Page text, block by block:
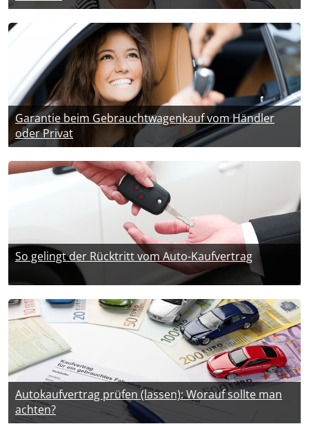
Garantie beim Gebrauchtwagenkauf vom Händler
oder Privat
So gelingt der Rücktritt vom Auto-Kaufvertrag
Autokaufvertrag prüfen (lassen): Worauf sollte man
achten?